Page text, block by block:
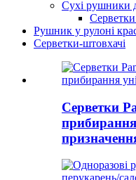
Сухі рушники
Рушник у рулоні
Серветки-штовхачі
Серветки
прибирання